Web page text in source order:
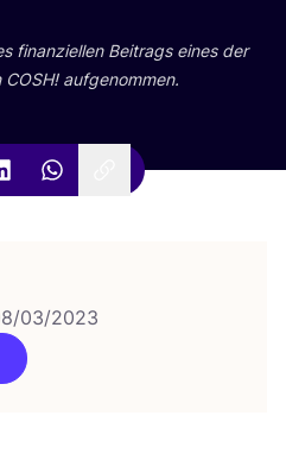
finan­zi­el­len Bei­trags eines der
COSH! aufgenommen.
03/2023